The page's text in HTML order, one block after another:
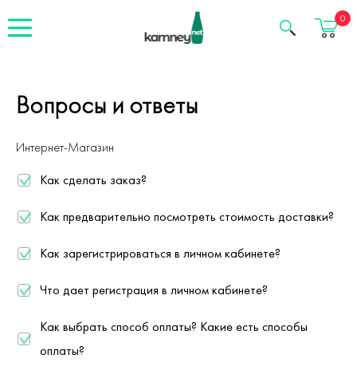
0
Корзина
Вопросы и ответы
Интернет-Магазин
Как сделать заказ?
Как предварительно посмотреть стоимость доставки?
Как зарегистрироваться в личном кабинете?
Что дает регистрация в личном кабинете?
Как выбрать способ оплаты? Какие есть способы
оплаты?